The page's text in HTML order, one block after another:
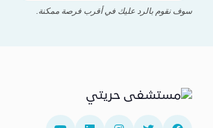
سوف نقوم بالرد عليك في أقرب فرصة ممكنة.